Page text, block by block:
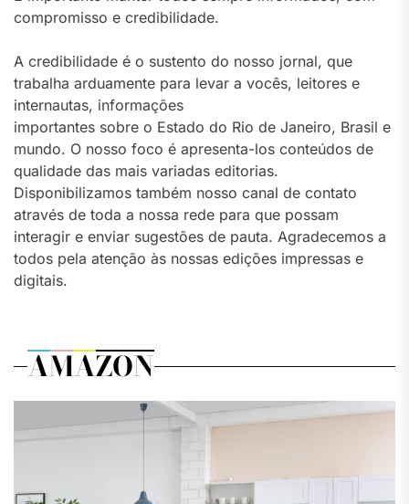
compromisso e credibilidade.
A credibilidade é o sustento do nosso jornal, que
trabalha arduamente para levar a vocês, leitores e
internautas, informações
importantes sobre o Estado do Rio de Janeiro, Brasil e
mundo. O nosso foco é apresenta-los conteúdos de
qualidade das mais variadas editorias.
Disponibilizamos também nosso canal de contato
através de toda a nossa rede para que possam
interagir e enviar sugestões de pauta. Agradecemos a
todos pela atenção às nossas edições impressas e
digitais.
AMAZON